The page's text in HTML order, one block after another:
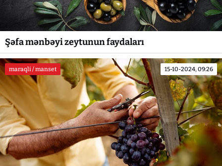
Şəfa mənbəyi zeytunun faydaları
maraqli / manset 15-10-2024, 09:26